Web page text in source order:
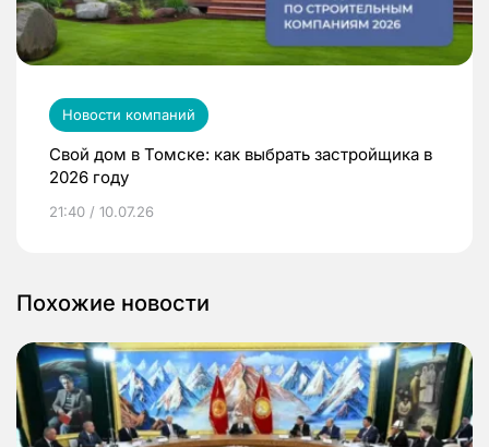
Новости компаний
Свой дом в Томске: как выбрать застройщика в
2026 году
21:40 / 10.07.26
Похожие новости